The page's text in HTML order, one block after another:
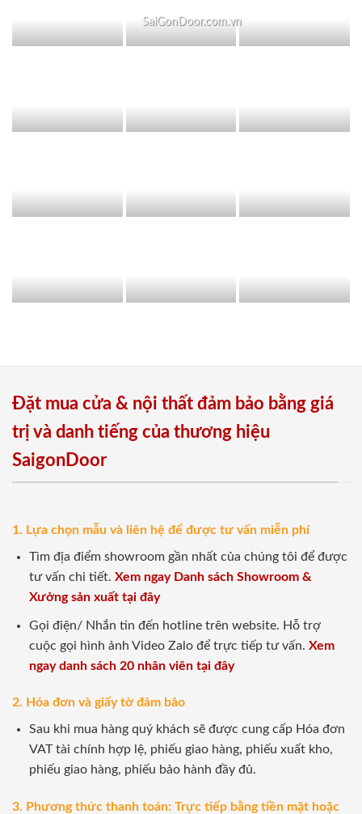
SaiGonDoor.com.vn
Đặt mua cửa & nội thất đảm bảo bằng giá
trị và danh tiếng của thương hiệu
SaigonDoor
1. Lựa chọn mẫu và liên hệ để được tư vấn miễn phí
Tìm địa điểm showroom gần nhất của chúng tôi để được
tư vấn chi tiết. Xem ngay Danh sách Showroom &
Xưởng sản xuất tại đây
Gọi điện/ Nhắn tin đến hotline trên website. Hỗ trợ
cuộc gọi hình ảnh Video Zalo để trực tiếp tư vấn. Xem
ngay danh sách 20 nhân viên tại đây
2. Hóa đơn và giấy tờ đảm bảo
Sau khi mua hàng quý khách sẽ được cung cấp Hóa đơn
VAT tài chính hợp lệ, phiếu giao hàng, phiếu xuất kho,
phiếu giao hàng, phiếu bảo hành đầy đủ.
3. Phương thức thanh toán: Trực tiếp bằng tiền mặt hoặc